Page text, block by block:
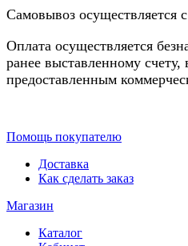
Самовывоз осуществляется
Оплата осуществляется
ранее выставленному счету,
предоставленным
Помощь покупателю
Доставка
Как сделать заказ
Магазин
Каталог